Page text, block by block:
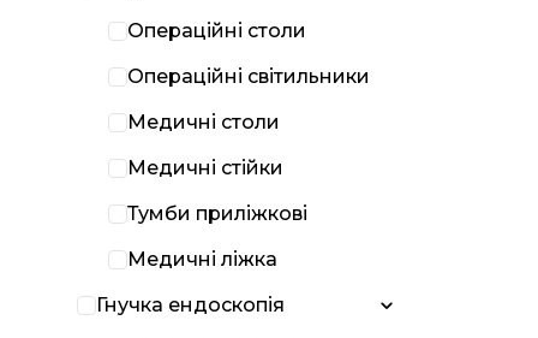
Операційні столи
Операційні світильники
Медичні столи
Медичні стійки
Тумби приліжкові
Медичні ліжка
Гнучка ендоскопія